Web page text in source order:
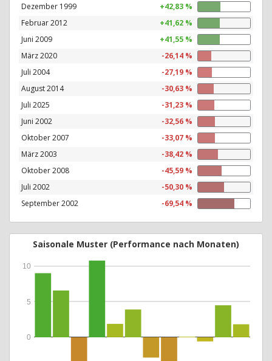
Dezember 1999
+42,83 %
Februar 2012
+41,62 %
Juni 2009
+41,55 %
März 2020
-26,14 %
Juli 2004
-27,19 %
August 2014
-30,63 %
Juli 2025
-31,23 %
Juni 2002
-32,56 %
Oktober 2007
-33,07 %
März 2003
-38,42 %
Oktober 2008
-45,59 %
Juli 2002
-50,30 %
September 2002
-69,54 %
Saisonale Muster (Performance nach Monaten)
0
5
10